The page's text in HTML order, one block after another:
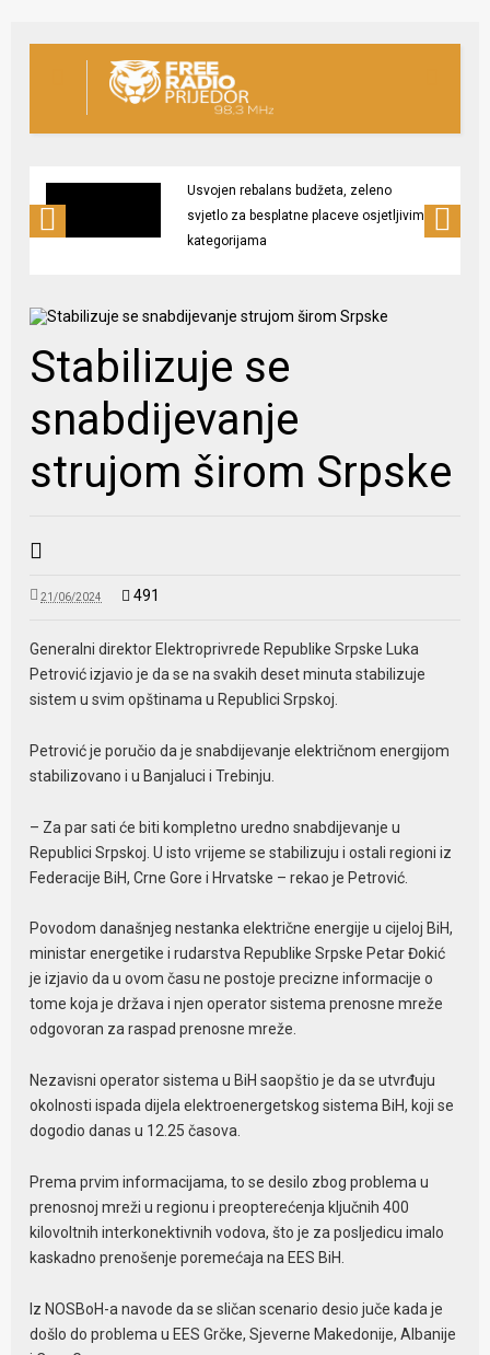
Usvojen rebalans budžeta, zeleno
svjetlo za besplatne placeve osjetljivim
kategorijama
Stabilizuje se
snabdijevanje
strujom širom Srpske
21/06/2024 491
Generalni direktor Elektroprivrede Republike Srpske Luka
Petrović izjavio je da se na svakih deset minuta stabilizuje
sistem u svim opštinama u Republici Srpskoj.
Petrović je poručio da je snabdijevanje električnom energijom
stabilizovano i u Banjaluci i Trebinju.
– Za par sati će biti kompletno uredno snabdijevanje u
Republici Srpskoj. U isto vrijeme se stabilizuju i ostali regioni iz
Federacije BiH, Crne Gore i Hrvatske – rekao je Petrović.
Povodom današnjeg nestanka električne energije u cijeloj BiH,
ministar energetike i rudarstva Republike Srpske Petar Đokić
je izjavio da u ovom času ne postoje precizne informacije o
tome koja je država i njen operator sistema prenosne mreže
odgovoran za raspad prenosne mreže.
Nezavisni operator sistema u BiH saopštio je da se utvrđuju
okolnosti ispada dijela elektroenergetskog sistema BiH, koji se
dogodio danas u 12.25 časova.
Prema prvim informacijama, to se desilo zbog problema u
prenosnoj mreži u regionu i preopterećenja ključnih 400
kilovoltnih interkonektivnih vodova, što je za posljedicu imalo
kaskadno prenošenje poremećaja na EES BiH.
Iz NOSBoH-a navode da se sličan scenario desio juče kada je
došlo do problema u EES Grčke, Sjeverne Makedonije, Albanije